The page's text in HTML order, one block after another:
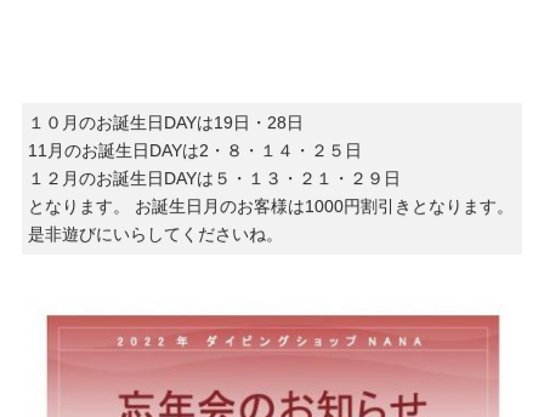
１０月のお誕生日DAYは19日・28日
11月のお誕生日DAYは2・８・１４・２５日
１２月のお誕生日DAYは５・１３・２１・２９日
となります。 お誕生日月のお客様は1000円割引きとなります。
是非遊びにいらしてくださいね。